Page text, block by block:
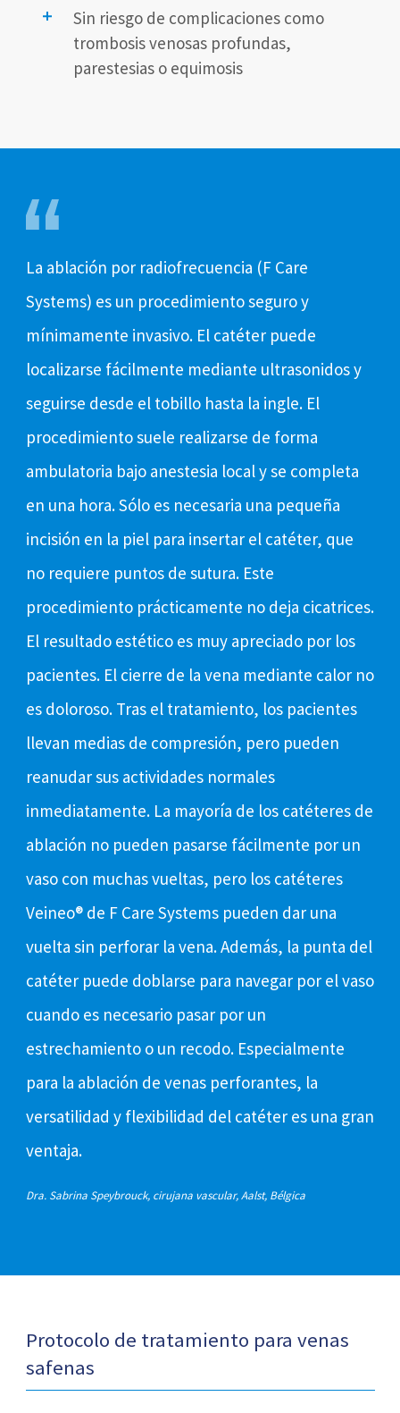
Sin riesgo de complicaciones como
trombosis venosas profundas,
parestesias o equimosis
La ablación por radiofrecuencia (F Care
Systems) es un procedimiento seguro y
mínimamente invasivo. El catéter puede
localizarse fácilmente mediante ultrasonidos y
seguirse desde el tobillo hasta la ingle. El
procedimiento suele realizarse de forma
ambulatoria bajo anestesia local y se completa
en una hora. Sólo es necesaria una pequeña
incisión en la piel para insertar el catéter, que
no requiere puntos de sutura. Este
procedimiento prácticamente no deja cicatrices.
El resultado estético es muy apreciado por los
pacientes. El cierre de la vena mediante calor no
es doloroso. Tras el tratamiento, los pacientes
llevan medias de compresión, pero pueden
reanudar sus actividades normales
inmediatamente. La mayoría de los catéteres de
ablación no pueden pasarse fácilmente por un
vaso con muchas vueltas, pero los catéteres
Veineo® de F Care Systems pueden dar una
vuelta sin perforar la vena. Además, la punta del
catéter puede doblarse para navegar por el vaso
cuando es necesario pasar por un
estrechamiento o un recodo. Especialmente
para la ablación de venas perforantes, la
versatilidad y flexibilidad del catéter es una gran
ventaja.
Dra. Sabrina Speybrouck, cirujana vascular, Aalst, Bélgica
Protocolo de tratamiento para venas
safenas